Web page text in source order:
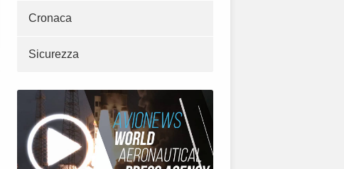
Cronaca
Sicurezza